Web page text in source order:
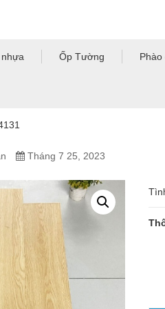
Ốp Tường Phào
Tháng 7 25, 2023